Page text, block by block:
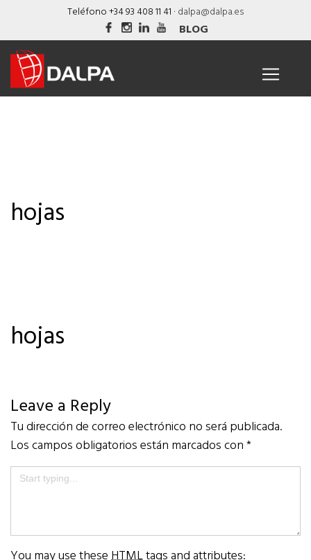
content
Teléfono +34 93 408 11 41 · dalpa@dalpa.es
BLOG
hojas
hojas
Leave a Reply
Tu dirección de correo electrónico no será publicada.
Los campos obligatorios están marcados con*
You may use theseHTMLtags and attributes: